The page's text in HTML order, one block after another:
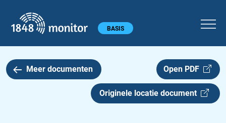
Hoofdmenu BASIS
Meer documenten Open PDF
Originele locatie document